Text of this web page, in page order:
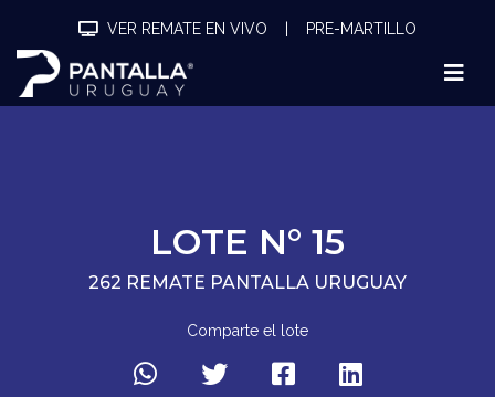
VER REMATE EN VIVO PRE-MARTILLO
LOTE N° 15
262 REMATE PANTALLA URUGUAY
Comparte el lote